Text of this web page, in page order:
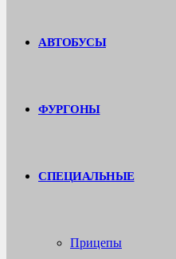
АВТОБУСЫ
ФУРГОНЫ
СПЕЦИАЛЬНЫЕ
Прицепы